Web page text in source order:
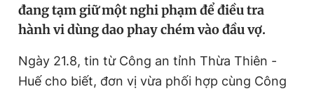
Video Magazine
Sản phẩm khác
đang tạm giữ một nghi phạm để điều tra
hành vi dùng dao phay chém vào đầu vợ.
Ngày 21.8, tin từ Công an tỉnh Thừa Thiên -
Huế cho biết, đơn vị vừa phối hợp cùng Công